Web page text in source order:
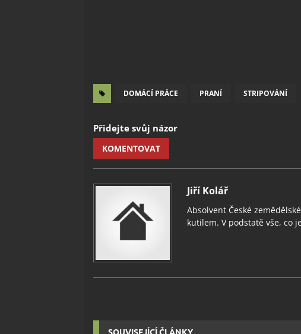
DOMÁCÍ PRÁCE PRANÍ STRIPOVÁNÍ
Přidejte svůj názor
KOMENTOVAT
Jiří Kolář
Absolvent České
kutilem. V podstatě vše, co
SOUVISEJÍCÍ ČLÁNKY